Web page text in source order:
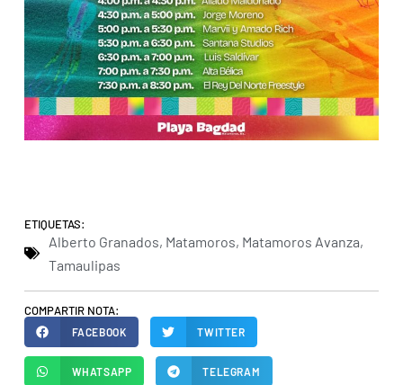
ETIQUETAS:
Alberto Granados, Matamoros, Matamoros Avanza,
Tamaulipas
COMPARTIR NOTA:
FACEBOOK TWITTER
WHATSAPP TELEGRAM